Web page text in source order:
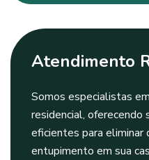
Atendimento
Somos especialistas
residencial, oferecendo
eficientes para eliminar
entupimento em sua